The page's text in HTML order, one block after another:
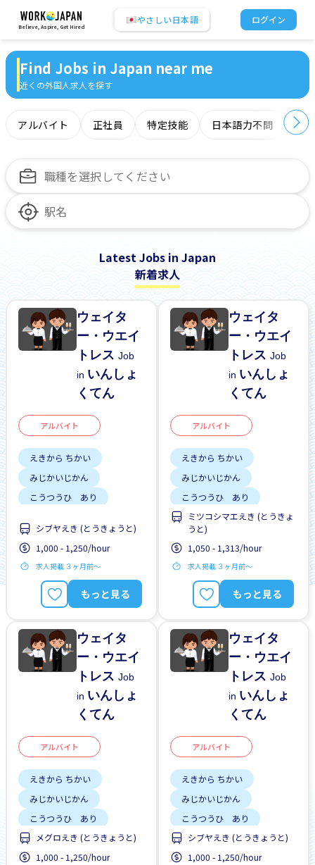
Believe, Aspire, Get Hired
やさしい日本語 ログイン
Find Jobs in Japan near me
近くの外国人求人を探す
アルバイト 正社員 特定技能 日本語力不問 オ
Latest Jobs in Japan
新着求人
ウェイタ
ー・ウエイ
トレスJob
in いんしょ
くてん
アルバイト
えきから ちかい
みじかいじかん
こうつうひ あり
土日 しごと
シブヤえき (とうきょうと)
1,000 - 1,250/hour
求人掲載 ３ヶ月前〜
もっと見る
ウェイタ
ー・ウエイ
トレスJob
in いんしょ
くてん
アルバイト
えきから ちかい
みじかいじかん
こうつうひ あり
しゅう2、3にち
土日 しごと
ミツコシマエえき (とうきょ
うと)
1,050 - 1,313/hour
求人掲載 ３ヶ月前〜
もっと見る
ウェイタ
ー・ウエイ
トレスJob
in いんしょ
くてん
アルバイト
えきから ちかい
みじかいじかん
こうつうひ あり
しゅう2、3にち
土日 しごと
メグロえき (とうきょうと)
1,000 - 1,250/hour
ウェイタ
ー・ウエイ
トレスJob
in いんしょ
くてん
アルバイト
えきから ちかい
みじかいじかん
こうつうひ あり
しゅう2、3にち
土日 しごと
シブヤえき (とうきょうと)
1,000 - 1,250/hour